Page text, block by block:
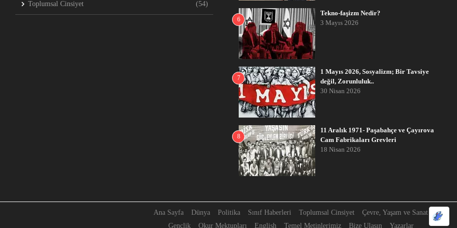
Toplumsal Cinsiyet (54)
6
Tekno-faşizm Nedir?
3 Mayıs 2026
7
1 Mayıs 2026, Sosyalizm; Bir Tavsiye
değil, Zorunluluk..
30 Nisan 2026
8
11 Aralık 1971- Paşabahçe ve Çayırova
Cam Fabrikaları Grevleri
18 Nisan 2026
Ana Sayfa Dünya Politika Sınıf Haberleri Toplumsal Cinsiyet
Çevre, Yaşam ve Sanat
Gençlik
Okur Mektupları English Temel Metinlerimiz Bize Ulaşın Yazarlar